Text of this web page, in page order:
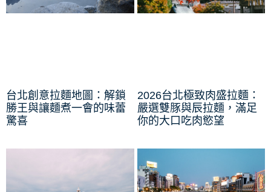
台北創意拉麵地圖：解鎖
勝王與讓麵煮一會的味蕾
驚喜
2026台北極致肉盛拉麵：
嚴選雙豚與辰拉麵，滿足
你的大口吃肉慾望